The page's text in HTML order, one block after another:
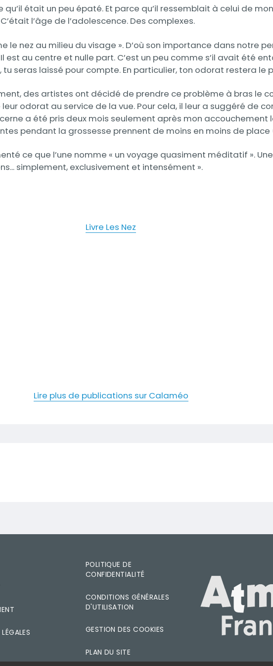
était un peu épaté. Et parce qu’il ressemblait à celui de
l’âge de l’adolescence. Des complexes.
le nez au milieu du visage ». D’où son importance dans notre
au centre et nulle part. C’est un peu comme s’il avait été
seras laissé pour compte. En particulier, ton odorat restera le
des artistes ont décidé de prendre ce problème à bras le
odorat au service de la vue. Pour cela, il leur a suggéré de
a été pris deux mois seulement après mon accouchement
pendant la grossesse prennent de moins en moins de place
ce que l’une nomme « un voyage quasiment méditatif ».
simplement, exclusivement et intensément ».
Livre Les Nez
Lire plus de publications sur Calaméo
POLITIQUE DE
CONFIDENTIALITÉ
CONDITIONS GÉNÉRALES
D'UTILISATION
GESTION DES COOKIES
PLAN DU SITE
IMAGE